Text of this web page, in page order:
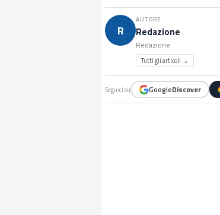
R
AUTORE
Redazione
Redazione
Tutti gli articoli →
Seguici su GoogleDiscover